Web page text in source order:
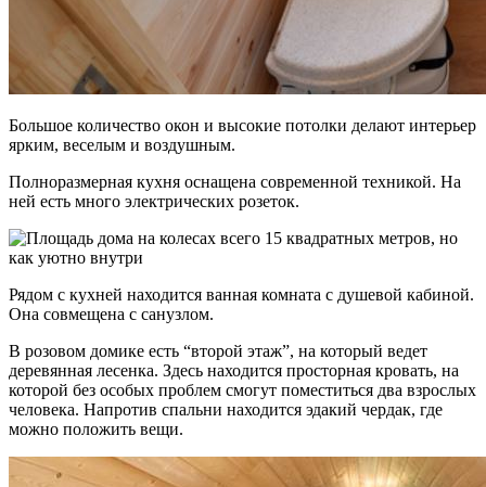
Большое количество окон и высокие потолки делают интерьер
ярким, веселым и воздушным.
Полноразмерная кухня оснащена современной техникой. На
ней есть много электрических розеток.
Рядом с кухней находится ванная комната с душевой кабиной.
Она совмещена с санузлом.
В розовом домике есть “второй этаж”, на который ведет
деревянная лесенка. Здесь находится просторная кровать, на
которой без особых проблем смогут поместиться два взрослых
человека. Напротив спальни находится эдакий чердак, где
можно положить вещи.